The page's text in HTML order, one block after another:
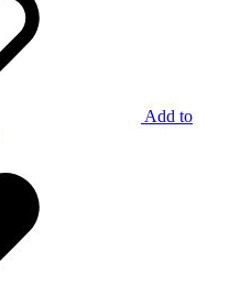
Add to